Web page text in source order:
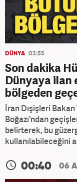
DÜNYA 03:55
Son dakika
Dünyaya ilan
bölgeden
İran Dışişleri
Boğazı'ndan
belirterek, bu
kullanılabileceğini
00:40 06